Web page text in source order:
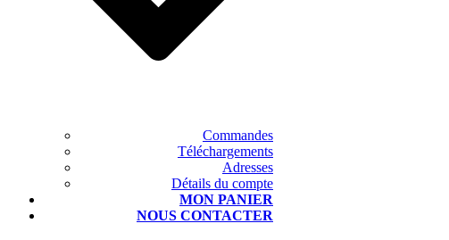
Commandes
Téléchargements
Adresses
Détails du compte
MON PANIER
NOUS CONTACTER